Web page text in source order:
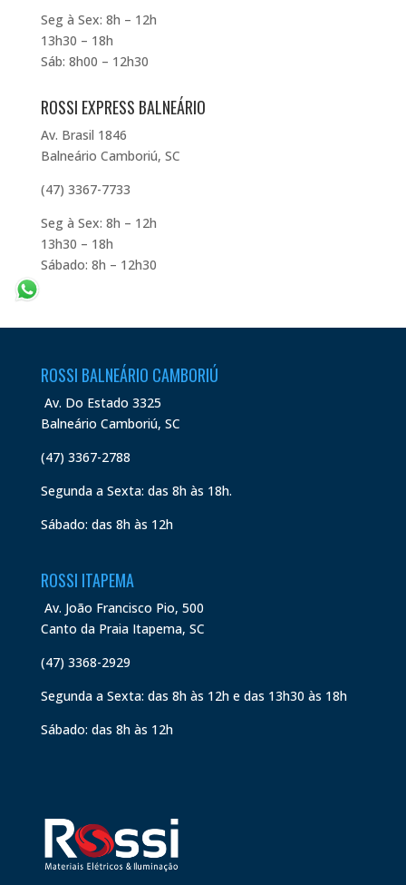
Seg à Sex: 8h – 12h
13h30 – 18h
Sáb: 8h00 – 12h30
ROSSI EXPRESS BALNEÁRIO
Av. Brasil 1846
Balneário Camboriú, SC
(47) 3367-7733
Seg à Sex: 8h – 12h
13h30 – 18h
Sábado: 8h – 12h30
ROSSI BALNEÁRIO CAMBORIÚ
Av. Do Estado 3325
Balneário Camboriú, SC
(47) 3367-2788
Segunda a Sexta: das 8h às 18h.
Sábado: das 8h às 12h
ROSSI ITAPEMA
Av. João Francisco Pio, 500
Canto da Praia Itapema, SC
(47) 3368-2929
Segunda a Sexta: das 8h às 12h e das 13h30 às 18h
Sábado: das 8h às 12h